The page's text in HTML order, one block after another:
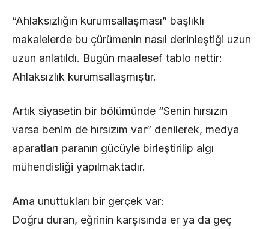
“Ahlaksızlığın kurumsallaşması” başlıklı
makalelerde bu çürümenin nasıl derinleştiği uzun
uzun anlatıldı. Bugün maalesef tablo nettir:
Ahlaksızlık kurumsallaşmıştır.
Artık siyasetin bir bölümünde “Senin hırsızın
varsa benim de hırsızım var” denilerek, medya
aparatları paranın gücüyle birleştirilip algı
mühendisliği yapılmaktadır.
Ama unuttukları bir gerçek var:
Doğru duran, eğrinin karşısında er ya da geç